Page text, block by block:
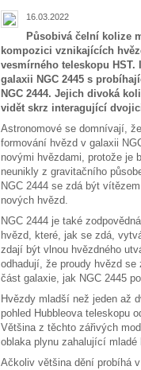
16.03.2022
Působivá čelní kolize
kompozici vznikajících
vesmírného teleskopu
galaxii NGC 2445 s
NGC 2444. Jejich divoká
vidět skrz interagující
Astronomové se domnívají,
formování hvězd v galaxii
novými hvězdami, protože je
neunikly z gravitačního
NGC 2444 se zdá být
nových hvězd.
NGC 2444 je také
hvězd, které, jak se zdá,
zdají být vlnou hvězdného
odhadují, že proudy hvězd se
část galaxie, jak NGC 2445
Hvězdy mladší než jeden až
pohled Hubbleova teleskopu
Většina z těchto zářivých
oblaka plynu zahalující mladé
Ačkoliv většina dění probíhá